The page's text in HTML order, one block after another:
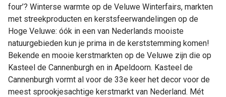
four’? Winterse warmte op de Veluwe Winterfairs, markten
met streekproducten en kerstsfeerwandelingen op de
Hoge Veluwe: óók in een van Nederlands mooiste
natuurgebieden kun je prima in de kerststemming komen!
Bekende en mooie kerstmarkten op de Veluwe zijn die op
Kasteel de Cannenburgh en in Apeldoorn. Kasteel de
Cannenburgh vormt al voor de 33e keer het decor voor de
meest sprookjesachtige kerstmarkt van Nederland. Mét